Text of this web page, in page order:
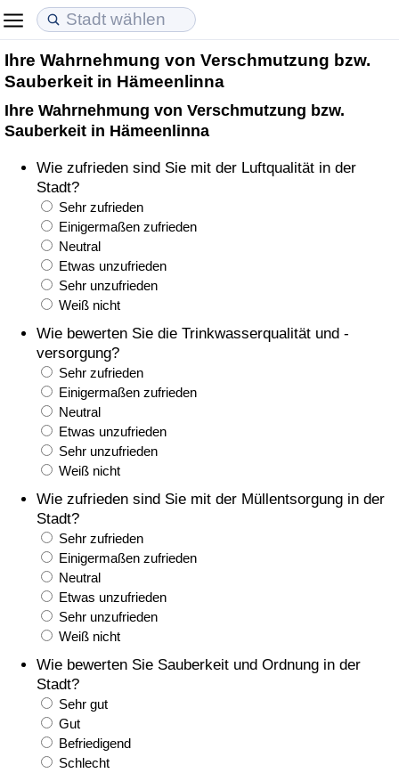
Ihre Wahrnehmung von Verschmutzung bzw.
Sauberkeit in Hämeenlinna
Ihre Wahrnehmung von Verschmutzung bzw.
Sauberkeit in Hämeenlinna
Wie zufrieden sind Sie mit der Luftqualität in der
Stadt?
Sehr zufrieden
Einigermaßen zufrieden
Neutral
Etwas unzufrieden
Sehr unzufrieden
Weiß nicht
Wie bewerten Sie die Trinkwasserqualität und -
versorgung?
Sehr zufrieden
Einigermaßen zufrieden
Neutral
Etwas unzufrieden
Sehr unzufrieden
Weiß nicht
Wie zufrieden sind Sie mit der Müllentsorgung in der
Stadt?
Sehr zufrieden
Einigermaßen zufrieden
Neutral
Etwas unzufrieden
Sehr unzufrieden
Weiß nicht
Wie bewerten Sie Sauberkeit und Ordnung in der
Stadt?
Sehr gut
Gut
Befriedigend
Schlecht
Lebenshaltungskosten
Lebenshaltungskosten-Index (aktuell)
Lebenshaltungskosten-Index
Lebenshaltungskosten-Index nach Land
in Akaba
Immobilienpreise
Immobilienpreis-Index (aktuell)
Immobilienpreis-Index
Immobilienpreis-Index nach Land
Lebensqualität
Lebensqualität-Index
Lebensqualität-Index (aktuell)
Lebensqualitätsindex nach Land
Kriminalität
Kriminalitäts-Index (aktuell)
Kriminalitäts-Index
Kriminalitätsindex nach Land
Gesundheitsversorgung
Gesundheitsversorgungs-Index (aktuell)
Gesundheitsversorgungs-Index
Gesundheitsversorgungs-Index nach Land
Umweltverschmutzung
Umweltverschmutzungs-Index (aktuell)
Verschmutzungsindex
Umweltverschmutzungs-Index nach Land